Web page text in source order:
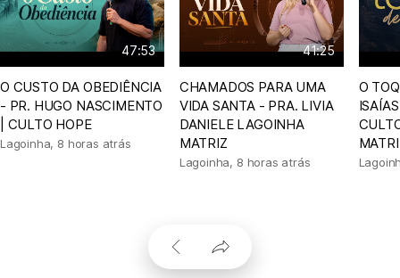
47:53
O CUSTO DA OBEDIÊNCIA
- PR. HUGO NASCIMENTO
| CULTO HOPE
Lagoinha, 8 horas atrás
41:25
CHAMADOS PARA UMA
VIDA SANTA - PRA. LIVIA
DANIELE LAGOINHA
MATRIZ
Lagoinha, 8 horas atrás
O